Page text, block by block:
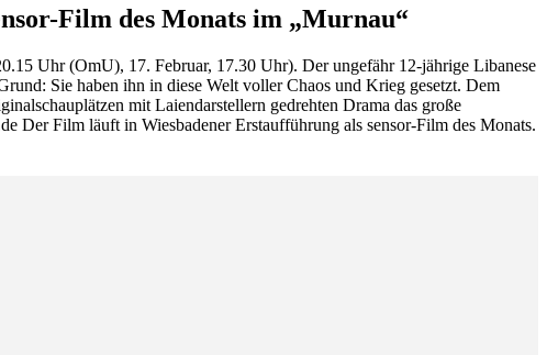
Film des Monats im „Murnau“
Uhr (OmU), 17. Februar, 17.30 Uhr). Der ungefähr 12-jährige Libanese
Sie haben ihn in diese Welt voller Chaos und Krieg gesetzt. Dem
mit Laiendarstellern gedrehten Drama das große
Der Film läuft in Wiesbadener Erstaufführung als sensor-Film des Monats.